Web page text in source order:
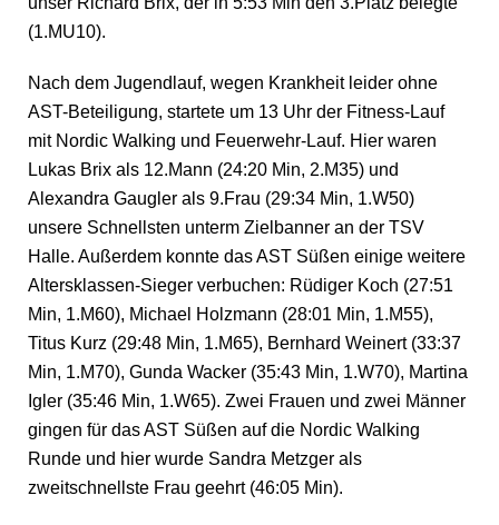
(1.MU10).
Nach dem Jugendlauf, wegen Krankheit leider ohne
AST-Beteiligung, startete um 13 Uhr der Fitness-Lauf
mit Nordic Walking und Feuerwehr-Lauf. Hier waren
Lukas Brix als 12.Mann (24:20 Min, 2.M35) und
Alexandra Gaugler als 9.Frau (29:34 Min, 1.W50)
unsere Schnellsten unterm Zielbanner an der TSV
Halle. Außerdem konnte das AST Süßen einige weitere
Altersklassen-Sieger verbuchen: Rüdiger Koch (27:51
Min, 1.M60), Michael Holzmann (28:01 Min, 1.M55),
Titus Kurz (29:48 Min, 1.M65), Bernhard Weinert (33:37
Min, 1.M70), Gunda Wacker (35:43 Min, 1.W70), Martina
Igler (35:46 Min, 1.W65). Zwei Frauen und zwei Männer
gingen für das AST Süßen auf die Nordic Walking
Runde und hier wurde Sandra Metzger als
zweitschnellste Frau geehrt (46:05 Min).